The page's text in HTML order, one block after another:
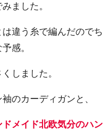
ました。
違う糸で編んだのでち
感。
しました。
のカーディガンと、
メイド北欧気分のハン